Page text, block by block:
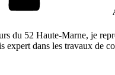
du 52 Haute-Marne, je
expert dans les travaux de